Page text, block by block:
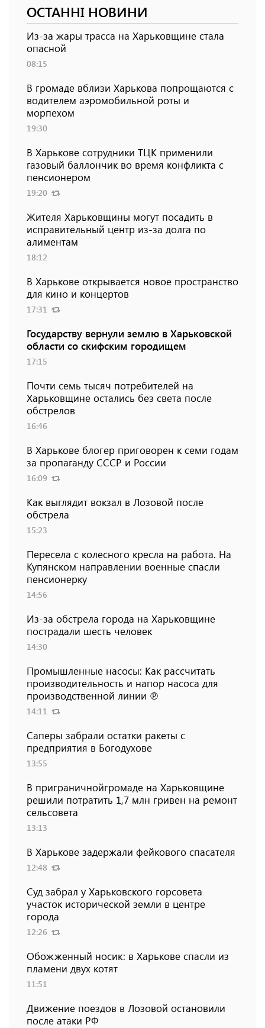
ОСТАННІ НОВИНИ
Из-за жары трасса на Харьковщине стала
опасной
08:15
В громаде вблизи Харькова попрощаются с
водителем аэромобильной роты и
морпехом
19:30
В Харькове сотрудники ТЦК применили
газовый баллончик во время конфликта с
пенсионером
19:20
Жителя Харьковщины могут посадить в
исправительный центр из-за долга по
алиментам
18:12
В Харькове открывается новое пространство
для кино и концертов
17:31
Государству вернули землю в Харьковской
области со скифским городищем
17:15
Почти семь тысяч потребителей на
Харьковщине остались без света после
обстрелов
16:46
В Харькове блогер приговорен к семи годам
за пропаганду СССР и России
16:09
Как выглядит вокзал в Лозовой после
обстрела
15:23
Пересела с колесного кресла на работа. На
Купянском направлении военные спасли
пенсионерку
14:56
Из-за обстрела города на Харьковщине
пострадали шесть человек
14:30
Промышленные насосы: Как рассчитать
производительность и напор насоса для
производственной линии ℗
14:11
Саперы забрали остатки ракеты с
предприятия в Богодухове
13:55
В приграничнойгромаде на Харьковщине
решили потратить 1,7 млн ​​гривен на ремонт
сельсовета
13:13
В Харькове задержали фейкового спасателя
12:48
Суд забрал у Харьковского горсовета
участок исторической земли в центре
города
12:26
Обожженный носик: в Харькове спасли из
пламени двух котят
11:51
Движение поездов в Лозовой остановили
после атаки РФ